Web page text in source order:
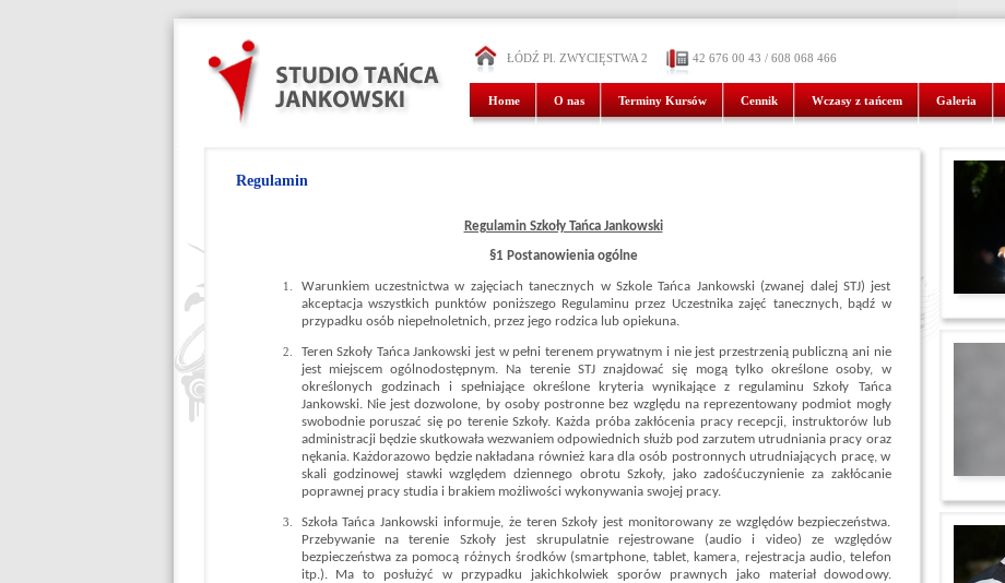
ŁÓDŹ Pl. ZWYCIĘSTWA 2 42 676 00 43 / 608 068 466
Home O nas Terminy Kursów Cennik Wczasy z tańcem Galeria
Regulamin
Regulamin Szkoły Tańca Jankowski
§1 Postanowienia ogólne
Warunkiem uczestnictwa w zajęciach tanecznych w Szkole Tańca Jankowski (zwanej dalej STJ) jest
akceptacja wszystkich punktów poniższego Regulaminu przez Uczestnika zajęć tanecznych, bądź w
przypadku osób niepełnoletnich, przez jego rodzica lub opiekuna.
Teren Szkoły Tańca Jankowski jest w pełni terenem prywatnym i nie jest przestrzenią publiczną ani nie
jest miejscem ogólnodostępnym. Na terenie STJ znajdować się mogą tylko określone osoby, w
określonych godzinach i spełniające określone kryteria wynikające z regulaminu Szkoły Tańca
Jankowski. Nie jest dozwolone, by osoby postronne bez względu na reprezentowany podmiot mogły
swobodnie poruszać się po terenie Szkoły. Każda próba zakłócenia pracy recepcji, instruktorów lub
administracji będzie skutkowała wezwaniem odpowiednich służb pod zarzutem utrudniania pracy oraz
nękania. Każdorazowo będzie nakładana również kara dla osób postronnych utrudniających pracę, w
skali godzinowej stawki względem dziennego obrotu Szkoły, jako zadośćuczynienie za zakłócanie
poprawnej pracy studia i brakiem możliwości wykonywania swojej pracy.
Szkoła Tańca Jankowski informuje, że teren Szkoły jest monitorowany ze względów bezpieczeństwa.
Przebywanie na terenie Szkoły jest skrupulatnie rejestrowane (audio i video) ze względów
bezpieczeństwa za pomocą różnych środków (smartphone, tablet, kamera, rejestracja audio, telefon
itp.). Ma to posłużyć w przypadku jakichkolwiek sporów prawnych jako materiał dowodowy.